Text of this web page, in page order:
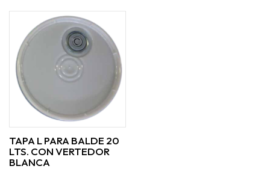
TAPA L PARA BALDE 20
LTS. CON VERTEDOR
BLANCA